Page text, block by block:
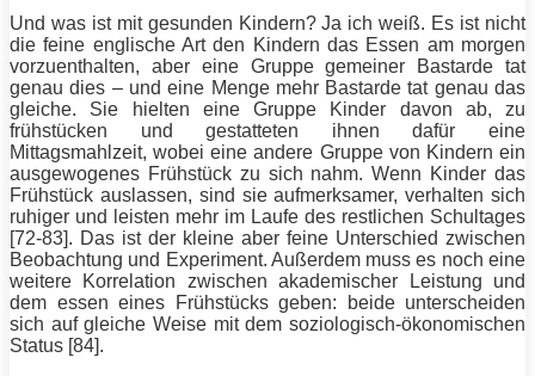
Und was ist mit gesunden Kindern? Ja ich weiß. Es ist nicht
die feine englische Art den Kindern das Essen am morgen
vorzuenthalten, aber eine Gruppe gemeiner Bastarde tat
genau dies – und eine Menge mehr Bastarde tat genau das
gleiche. Sie hielten eine Gruppe Kinder davon ab, zu
frühstücken und gestatteten ihnen dafür eine
Mittagsmahlzeit, wobei eine andere Gruppe von Kindern ein
ausgewogenes Frühstück zu sich nahm. Wenn Kinder das
Frühstück auslassen, sind sie aufmerksamer, verhalten sich
ruhiger und leisten mehr im Laufe des restlichen Schultages
[72-83]. Das ist der kleine aber feine Unterschied zwischen
Beobachtung und Experiment. Außerdem muss es noch eine
weitere Korrelation zwischen akademischer Leistung und
dem essen eines Frühstücks geben: beide unterscheiden
sich auf gleiche Weise mit dem soziologisch-ökonomischen
Status [84].